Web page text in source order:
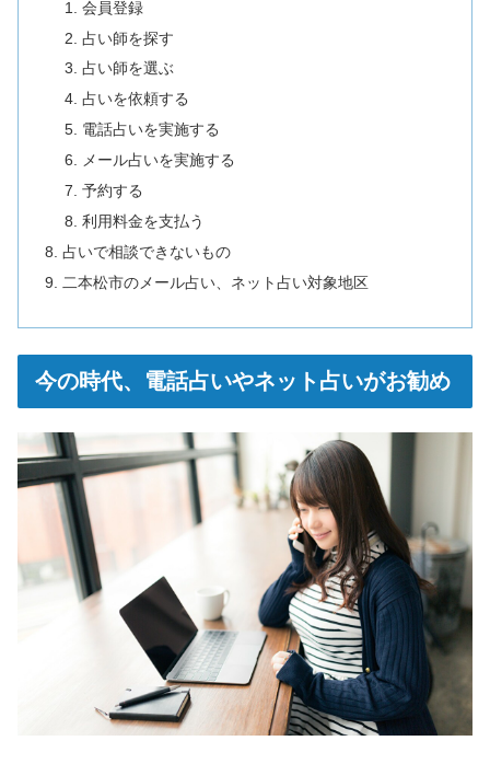
会員登録
占い師を探す
占い師を選ぶ
占いを依頼する
電話占いを実施する
メール占いを実施する
予約する
利用料金を支払う
占いで相談できないもの
二本松市のメール占い、ネット占い対象地区
今の時代、電話占いやネット占いがお勧め